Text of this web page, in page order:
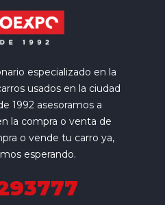
especializado en la
usados en la ciudad
1992 asesoramos a
la compra o venta de
o vende tu carro ya,
esperando.